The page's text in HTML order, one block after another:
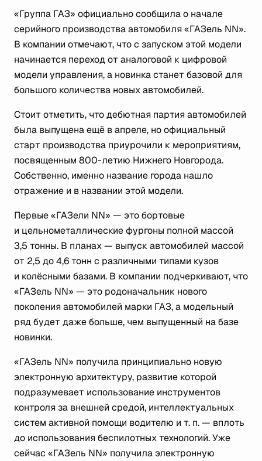
«Группа ГАЗ» официально сообщила о начале
серийного производства автомобиля «ГАЗель NN».
В компании отмечают, что с запуском этой модели
начинается переход от аналоговой к цифровой
модели управления, а новинка станет базовой для
большого количества новых автомобилей.
Стоит отметить, что дебютная партия автомобилей
была выпущена ещё в апреле, но официальный
старт производства приурочили к мероприятиям,
посвященным 800-летию Нижнего Новгорода.
Собственно, именно название города нашло
отражение и в названии этой модели.
Первые «ГАЗели NN» — это бортовые
и цельнометаллические фургоны полной массой
3,5 тонны. В планах — выпуск автомобилей массой
от 2,5 до 4,6 тонн с различными типами кузов
и колёсными базами. В компании подчеркивают, что
«ГАЗель NN» — это родоначальник нового
поколения автомобилей марки ГАЗ, а модельный
ряд будет даже больше, чем выпущенный на базе
новинки.
«ГАЗель NN» получила принципиально новую
электронную архитектуру, развитие которой
подразумевает использование инструментов
контроля за внешней средой, интеллектуальных
систем активной помощи водителю и т. п.— вплоть
до использования беспилотных технологий. Уже
сейчас «ГАЗель NN» получила электронную